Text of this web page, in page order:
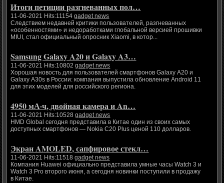
Итоги петиции разгневанных пол…
11-06-2021 Hits:11154gadget news
Следствием недавней критики пользователей, разгневанных
«особенностями» и недоработками глобальной версией прошивки
MIUI, стал официальный опросник Xiaomi, в котор...
Samsung Galaxy A20 и Galaxy A3…
11-06-2021 Hits:10802gadget news
Хорошая новость для пользователей смартфонов Galaxy A20 и
Galaxy A30s в России: компания выпустила обновление Android 11
для этих моделей для российского региона.
4950 мА·ч, двойная камера и An…
11-06-2021 Hits:10528gadget news
HMD Global сегодня представила в Китае один из своих самых
доступных смартфонов — Nokia C20 Plus ценой 110 долларов.
Экран AMOLED, сапфировое стекл…
11-06-2021 Hits:11518gadget news
Компания Huawei официально представила умные часы Watch 3 и
Watch 3 Pro второго июня, а сегодня новинки поступили в продажу
в Китае.